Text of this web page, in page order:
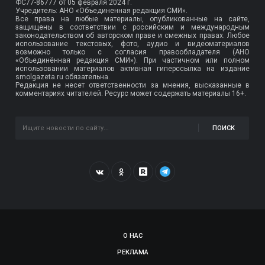
ФС77-86777 от 05 февраля 2024 г.
Учредитель: АНО «Объединенная редакция СМИ».
Все права на любые материалы, опубликованные на сайте,
защищены в соответствии с российским и международным
законодательством об авторском праве и смежных правах. Любое
использование текстовых, фото, аудио и видеоматериалов
возможно только с согласия правообладателя (АНО
«Объединённая редакция СМИ»). При частичном или полном
использовании материалов активная гиперссылка на издание
smolgazeta.ru обязательна.
Редакция не несет ответственности за мнения, высказанные в
комментариях читателей. Ресурс может содержать материалы 16+.
ПОИСК
О НАС
РЕКЛАМА